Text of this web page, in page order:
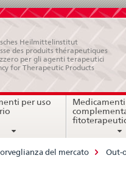
Heilmittelinstitut
des produits thérapeutiques
per gli agenti terapeutici
for Therapeutic Products
per uso
Medicamenti
del mercato Out-